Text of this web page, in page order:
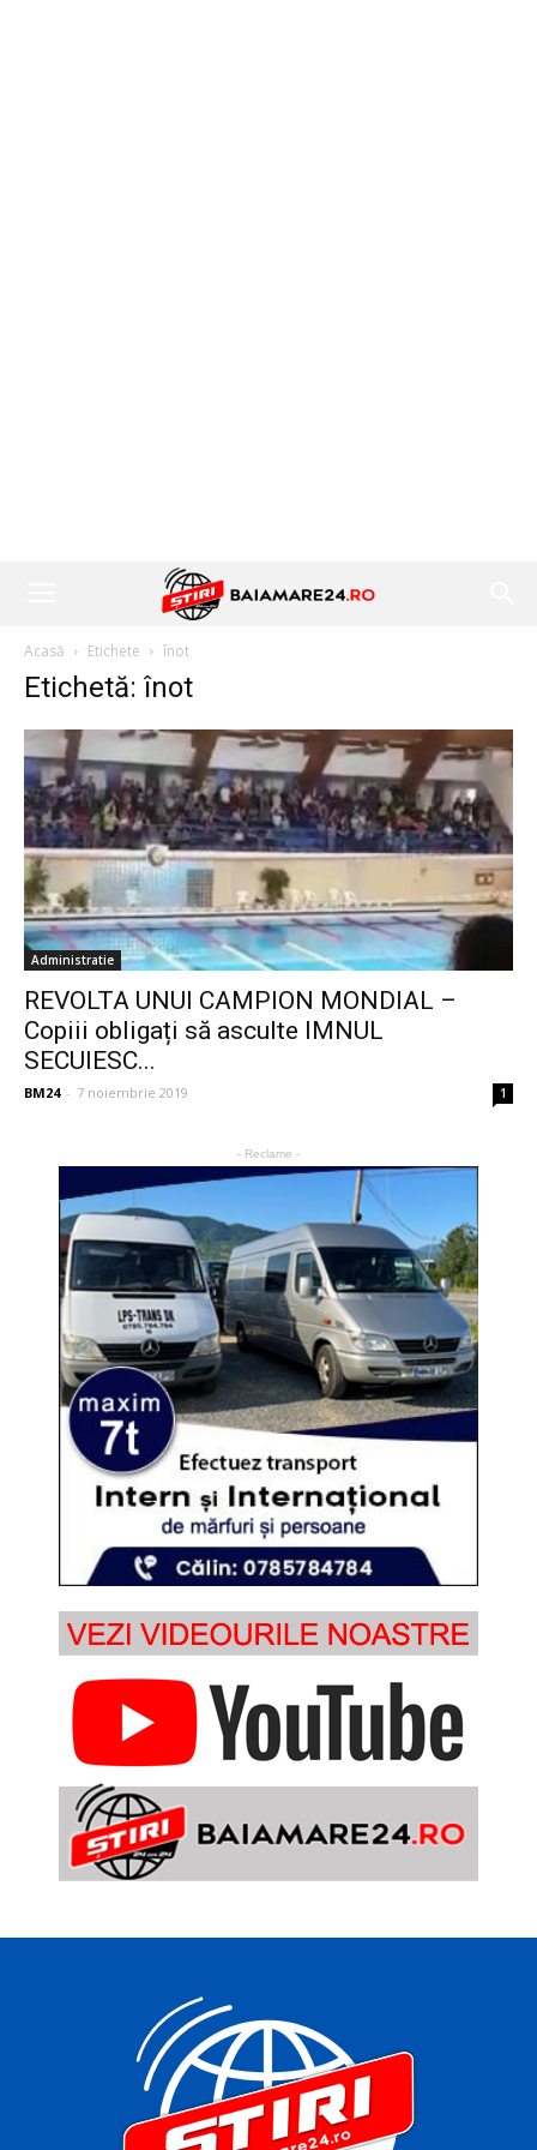
Acasă Etichete înot
Etichetă: înot
Administratie
REVOLTA UNUI CAMPION MONDIAL –
Copiii obligați să asculte IMNUL
SECUIESC...
BM24 - 7 noiembrie 2019 1
- Reclame -